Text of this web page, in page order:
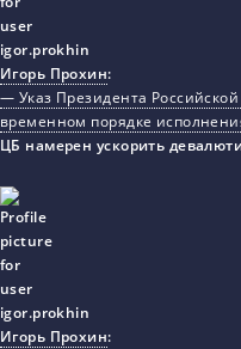
Игорь Прохин:
— Указ Президента
временном порядке
ЦБ намерен ускорить
Игорь Прохин: